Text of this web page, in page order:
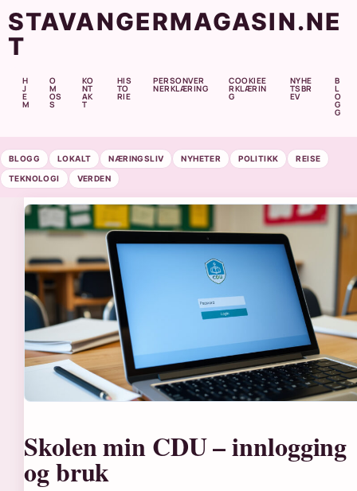
STAVANGERMAGASIN.NE
T
H
J
E
M
O
M
OS
S
KO
NT
AK
T
HIS
TO
RIE
PERSONVER
NERKLÆRING
COOKIEE
RKLÆRIN
G
NYHE
TSBR
EV
B
L
O
G
G
BLOGG LOKALT NÆRINGSLIV NYHETER POLITIKK REISE
TEKNOLOGI VERDEN
Skolen min CDU – innlogging
og bruk